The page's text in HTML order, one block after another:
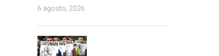
6 agosto, 2026